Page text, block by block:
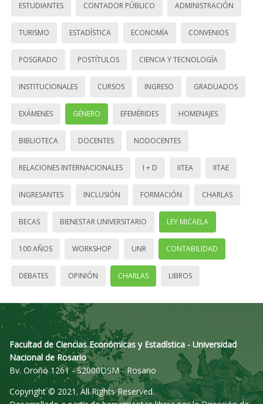
ESTUDIANTES CONTADOR PÚBLICO ADMINISTRACIÓN
TURISMO ESTADÍSTICA ECONOMÍA CONVENIOS
POSGRADO POSTÍTULOS CIENCIA Y TECNOLOGÍA
INSTITUCIONALES CURSOS INGRESO GRADUADOS
EXÁMENES GÉNERO EFEMÉRIDES HOMENAJES
BIBLIOTECA DOCENTES NODOCENTES
RELACIONES INTERNACIONALES I + D IITEA IITAE
INGRESANTES INCLUSIÓN FORMACIÓN CHARLAS
BECAS BIENESTAR UNIVERSITARIO LEY MICAELA
100 AÑOS WORKSHOP UNR CONTABILIDAD
DEBATES OPINIÓN CHARLAS LIBROS
Facultad de Ciencias Económicas y Estadística - Universidad
Nacional de Rosario
Bv. Oroño 1261 - S2000DSM - Rosario
Copyright © 2021. All Rights Reserved.